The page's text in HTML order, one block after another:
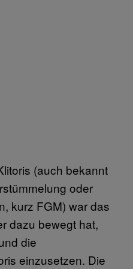
(auch bekannt
oder
kurz FGM) war das
dazu bewegt hat,
die
einzusetzen. Die